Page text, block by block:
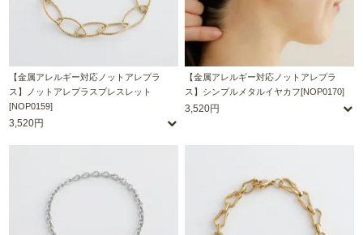
【金属アレルギー対応ノットアレプラ
ス】ノットアレプラスブレスレット
[NOP0159]
3,520円
【金属アレルギー対応ノットアレプラ
ス】シンプルメタルイヤカフ[NOP0170]
3,520円